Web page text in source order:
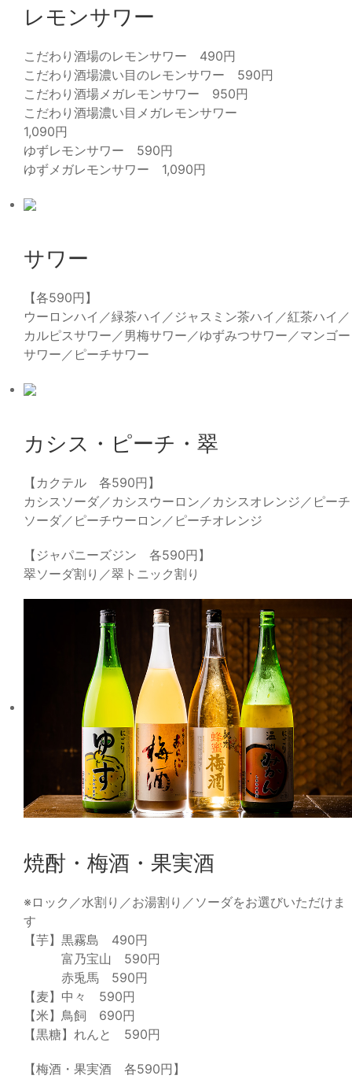
レモンサワー
こだわり酒場のレモンサワー 490円
こだわり酒場濃い目のレモンサワー 590円
こだわり酒場メガレモンサワー 950円
こだわり酒場濃い目メガレモンサワー
1,090円
ゆずレモンサワー 590円
ゆずメガレモンサワー 1,090円
サワー
【各590円】
ウーロンハイ／緑茶ハイ／ジャスミン茶ハイ／紅茶ハイ／
カルピスサワー／男梅サワー／ゆずみつサワー／マンゴー
サワー／ピーチサワー
カシス・ピーチ・翠
【カクテル 各590円】
カシスソーダ／カシスウーロン／カシスオレンジ／ピーチ
ソーダ／ピーチウーロン／ピーチオレンジ
【ジャパニーズジン 各590円】
翠ソーダ割り／翠トニック割り
焼酎・梅酒・果実酒
※ロック／水割り／お湯割り／ソーダをお選びいただけま
す
【芋】黒霧島 490円
富乃宝山 590円
赤兎馬 590円
【麦】中々 590円
【米】鳥飼 690円
【黒糖】れんと 590円
【梅酒・果実酒 各590円】